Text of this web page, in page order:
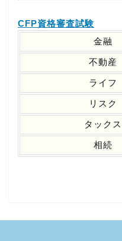
CFP資格審査試験
金融
不動産
ライフ
リスク
タックス
相続